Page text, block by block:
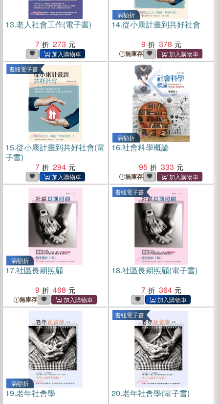
13.老人社會工作(電子書)
7
273
滿額折
14.從小康計畫到共好社會
9
378
無庫存
書紐電子書
15.從小康計畫到共好社會(電
子書)
7
294
滿額折
16.社會科學概論
95
333
無庫存
滿額折
17.社區長期照顧
9
468
無庫存
書紐電子書
18.社區長期照顧(電子書)
7
364
滿額折
19.老年社會學
書紐電子書
20.老年社會學(電子書)